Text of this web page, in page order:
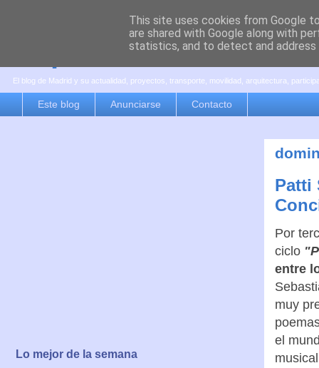
es por madrid
El blog de Madrid y su actualidad, proyectos, transporte, movilidad, arquitectura,
Este blog Anunciarse Contacto
Patti
Por
ciclo
entre
muy
el
Lo mejor de la semana
This site uses cookies from Google
are shared with Google along with
statistics, and to detect and address